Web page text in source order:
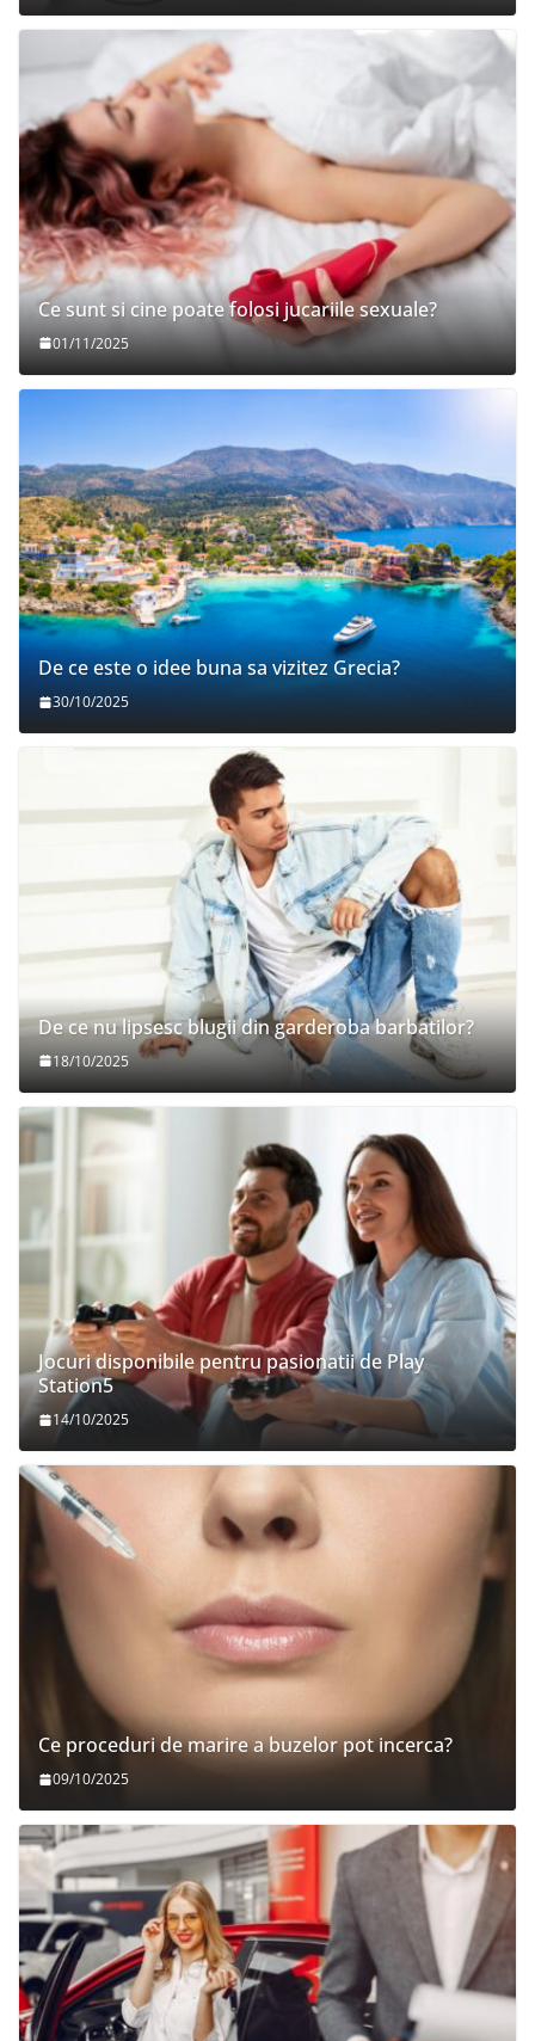
Ce sunt si cine poate folosi jucariile sexuale?
01/11/2025
De ce este o idee buna sa vizitez Grecia?
30/10/2025
De ce nu lipsesc blugii din garderoba barbatilor?
18/10/2025
Jocuri disponibile pentru pasionatii de Play
Station5
14/10/2025
Ce proceduri de marire a buzelor pot incerca?
09/10/2025